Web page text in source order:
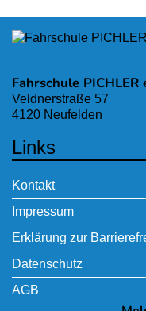
Fahrschule PICHLER
Veldnerstraße 57
4120 Neufelden
Links
Kontakt
Impressum
Erklärung zur
Datenschutz
AGB